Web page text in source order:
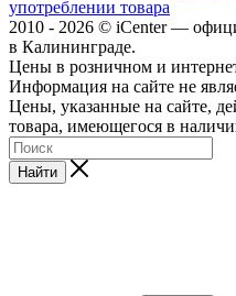
употреблении товара
2010 - 2026 © iCenter —
в Калининграде.
Цены в розничном и
Информация на сайте не
Цены, указанные на сайте,
товара, имеющегося в
Найти